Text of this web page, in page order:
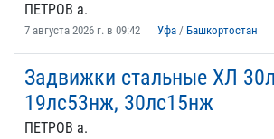
ПЕТРОВ а.
7 августа 2026 г. в 09:42 Уфа / Башкортостан
Задвижки стальные ХЛ
19лс53нж, 30лс15нж
ПЕТРОВ а.